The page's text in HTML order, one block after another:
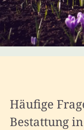
Häufige
Bestattung